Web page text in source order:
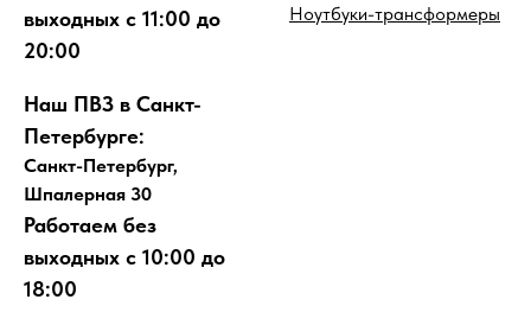
выходных с 11:00 до
20:00
Наш ПВЗ в Санкт-
Петербурге:
Санкт-Петербург,
Шпалерная 30
Работаем без
выходных с 10:00 до
18:00
Ноутбуки-трансформеры